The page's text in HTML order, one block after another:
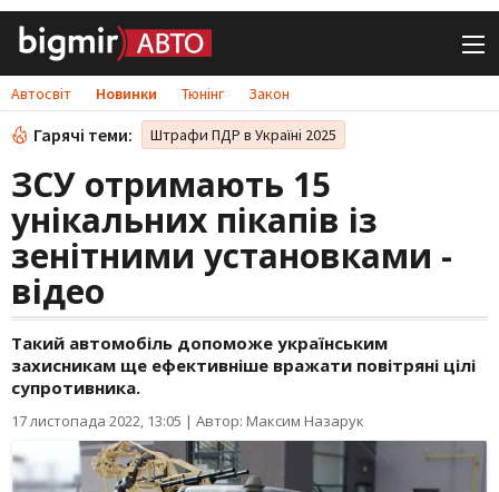
Автосвіт Новинки Тюнінг Закон
Гарячі теми: Штрафи ПДР в Україні 2025
ЗСУ отримають 15
унікальних пікапів із
зенітними установками -
відео
Такий автомобіль допоможе українським
захисникам ще ефективніше вражати повітряні цілі
супротивника.
17 листопада 2022, 13:05 | Автор: Максим Назарук